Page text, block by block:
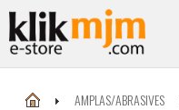
AMPLAS/ABRASIVES